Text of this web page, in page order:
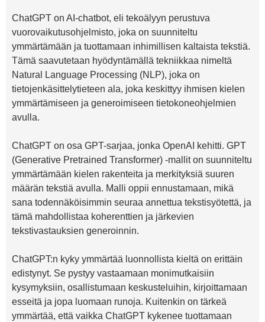
ChatGPT on AI-chatbot, eli tekoälyyn perustuva
vuorovaikutusohjelmisto, joka on suunniteltu
ymmärtämään ja tuottamaan inhimillisen kaltaista tekstiä.
Tämä saavutetaan hyödyntämällä tekniikkaa nimeltä
Natural Language Processing (NLP), joka on
tietojenkäsittelytieteen ala, joka keskittyy ihmisen kielen
ymmärtämiseen ja generoimiseen tietokoneohjelmien
avulla.
ChatGPT on osa GPT-sarjaa, jonka OpenAI kehitti. GPT
(Generative Pretrained Transformer) -mallit on suunniteltu
ymmärtämään kielen rakenteita ja merkityksiä suuren
määrän tekstiä avulla. Malli oppii ennustamaan, mikä
sana todennäköisimmin seuraa annettua tekstisyötettä, ja
tämä mahdollistaa koherenttien ja järkevien
tekstivastauksien generoinnin.
ChatGPT:n kyky ymmärtää luonnollista kieltä on erittäin
edistynyt. Se pystyy vastaamaan monimutkaisiin
kysymyksiin, osallistumaan keskusteluihin, kirjoittamaan
esseitä ja jopa luomaan runoja. Kuitenkin on tärkeä
ymmärtää, että vaikka ChatGPT kykenee tuottamaan